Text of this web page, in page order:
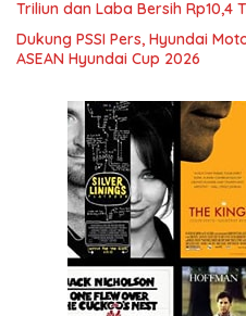
Triliun dan Laba Bersih Rp10,4
Dukung PSSI Pers, Hyundai
ASEAN Hyundai Cup 2026